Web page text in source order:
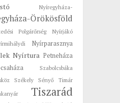
Nyíregyháza-
Örökösföld
Polgárőrség Nyírjákó
Nyírparasznya
Nyírtura Petneháza
Szabolcsbáka
Székely Sényő Timár
Tiszarád